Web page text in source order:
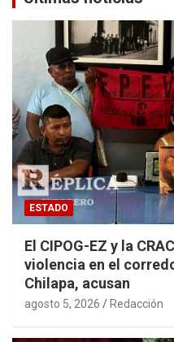
ESTADO
El CIPOG-EZ y la
violencia en el
Chilapa, acusan
agosto 5, 2026 Redacción